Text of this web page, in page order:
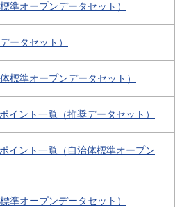
準オープンデータセット）
ータセット）
標準オープンデータセット）
イント一覧（推奨データセット）
イント一覧（自治体標準オープン
準オープンデータセット）